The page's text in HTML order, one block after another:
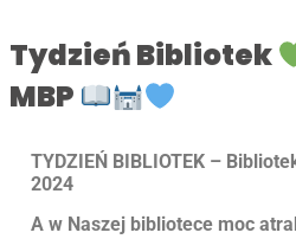
Tydzień Bibliotek
MBP
TYDZIEŃ BIBLIOTEK –
2024
A w Naszej bibliotece moc